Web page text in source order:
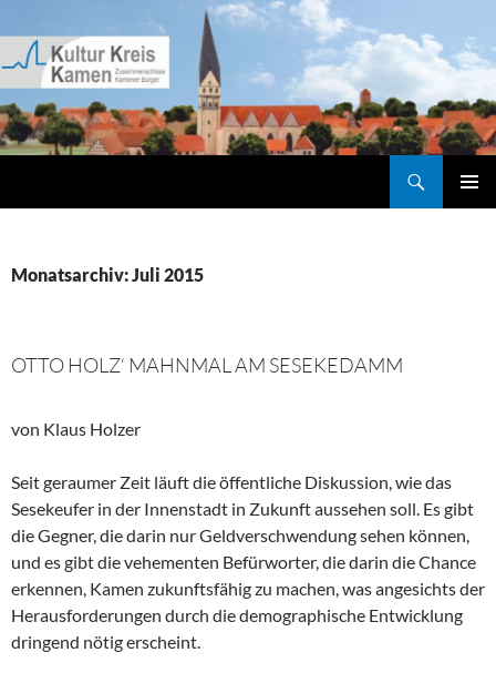
Inhalt
springen
Monatsarchiv: Juli 2015
OTTO HOLZ‘ MAHNMAL AM SESEKEDAMM
von Klaus Holzer
Seit geraumer Zeit läuft die öffentliche Diskussion, wie das
Sesekeufer in der Innenstadt in Zukunft aussehen soll. Es gibt
die Gegner, die darin nur Geldverschwendung sehen können,
und es gibt die vehementen Befürworter, die darin die Chance
erkennen, Kamen zukunftsfähig zu machen, was angesichts der
Herausforderungen durch die demographische Entwicklung
dringend nötig erscheint.